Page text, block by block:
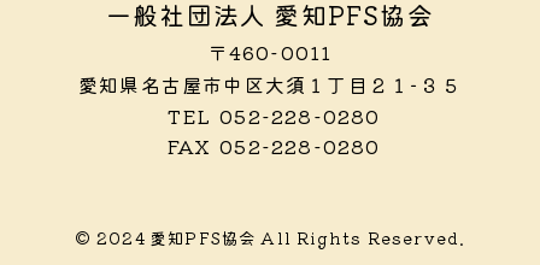
一般社団法人 愛知PFS協会
〒460-0011
愛知県名古屋市中区大須１丁目２１−３５
TEL 052-228-0280
FAX 052-228-0280
© 2024 愛知PFS協会 All Rights Reserved.